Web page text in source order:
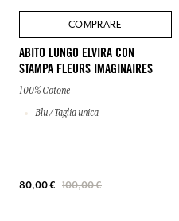
COMPRARE
ABITO LUNGO ELVIRA CON
STAMPA FLEURS IMAGINAIRES
100% Cotone
Blu / Taglia unica
80,00 € 100,00 €